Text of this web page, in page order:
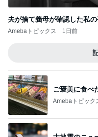
Amebaトピック
Amebaトピック
胸が痛い習い
Amebaトピック